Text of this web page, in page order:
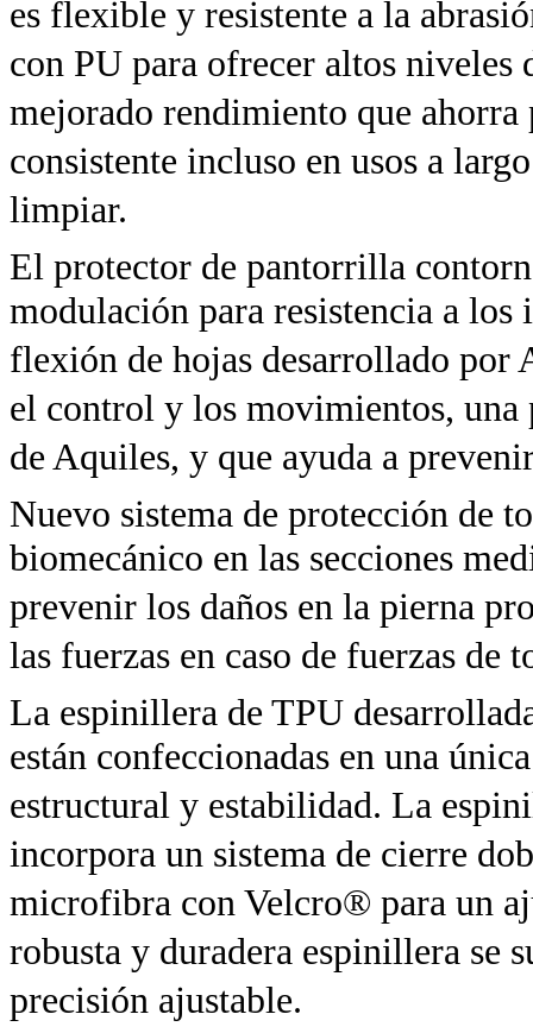
es flexible y resistente a la
con PU para ofrecer altos
mejorado rendimiento que ahorra
consistente incluso en usos a
limpiar.
El protector de pantorrilla
modulación para resistencia a
flexión de hojas desarrollado por
el control y los movimientos,
de Aquiles, y que ayuda a
Nuevo sistema de protección de
biomecánico en las secciones
prevenir los daños en la pierna
las fuerzas en caso de fuerzas de
La espinillera de TPU
están confeccionadas en una
estructural y estabilidad. La
incorpora un sistema de cierre
microfibra con Velcro® para un
robusta y duradera espinillera se
precisión ajustable.